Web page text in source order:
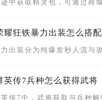
耀狂铁暴力出装怎么搭配
英传7兵种怎么获得武将